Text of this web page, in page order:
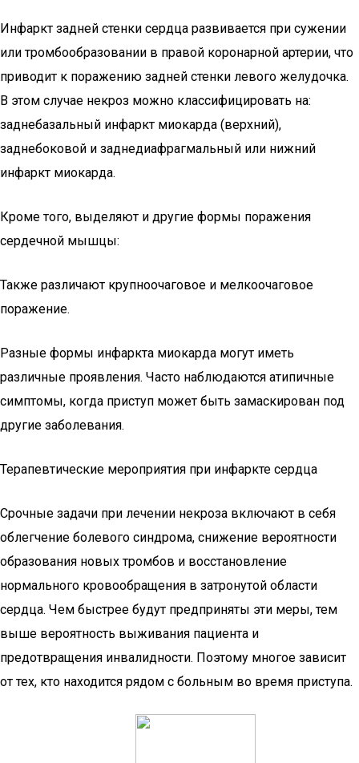
Инфаркт задней стенки сердца развивается при сужении
или тромбообразовании в правой коронарной артерии, что
приводит к поражению задней стенки левого желудочка.
В этом случае некроз можно классифицировать на:
заднебазальный инфаркт миокарда (верхний),
заднебоковой и заднедиафрагмальный или нижний
инфаркт миокарда.
Кроме того, выделяют и другие формы поражения
сердечной мышцы:
Также различают крупноочаговое и мелкоочаговое
поражение.
Разные формы инфаркта миокарда могут иметь
различные проявления. Часто наблюдаются атипичные
симптомы, когда приступ может быть замаскирован под
другие заболевания.
Терапевтические мероприятия при инфаркте сердца
Срочные задачи при лечении некроза включают в себя
облегчение болевого синдрома, снижение вероятности
образования новых тромбов и восстановление
нормального кровообращения в затронутой области
сердца. Чем быстрее будут предприняты эти меры, тем
выше вероятность выживания пациента и
предотвращения инвалидности. Поэтому многое зависит
от тех, кто находится рядом с больным во время приступа.